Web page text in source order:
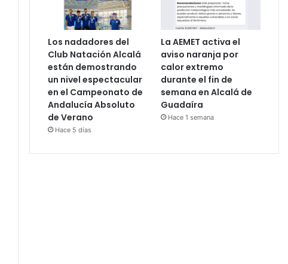
Los nadadores del
Club Natación Alcalá
están demostrando
un nivel espectacular
en el Campeonato de
Andalucía Absoluto
de Verano
Hace 5 días
La AEMET activa el
aviso naranja por
calor extremo
durante el fin de
semana en Alcalá de
Guadaíra
Hace 1 semana